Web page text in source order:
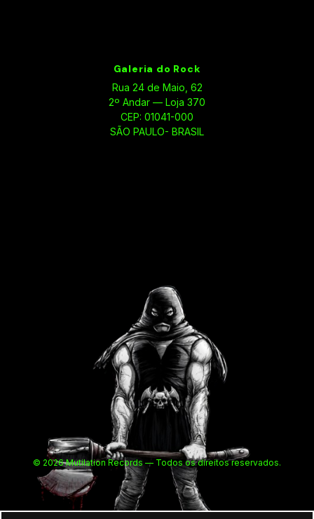
Galeria do Rock
Rua 24 de Maio, 62
2º Andar — Loja 370
CEP: 01041-000
SÃO PAULO- BRASIL
© 2026 Mutilation Records — Todos os direitos reservados.